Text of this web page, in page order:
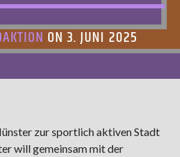
ON 3. JUNI 2025
zur sportlich aktiven Stadt
will gemeinsam mit der